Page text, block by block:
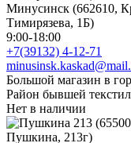
Минусинск (662610,
Тимирязева, 1Б)
9:00-18:00
+7(39132) 4-12-71
Большой магазин в
Район бывшей
Нет в наличии